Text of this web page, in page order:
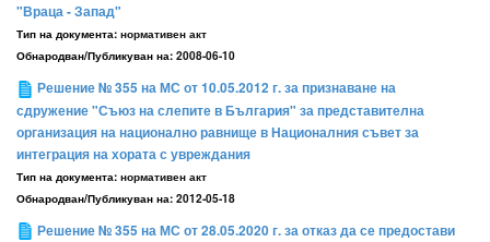
"Враца - Запад"
Тип на документа: нормативен акт
Обнародван/Публикуван на: 2008-06-10
Решение № 355 на МС от 10.05.2012 г. за признаване на
сдружение "Съюз на слепите в България" за представителна
организация на национално равнище в Националния съвет за
интеграция на хората с увреждания
Тип на документа: нормативен акт
Обнародван/Публикуван на: 2012-05-18
Решение № 355 на МС от 28.05.2020 г. за отказ да се предостави